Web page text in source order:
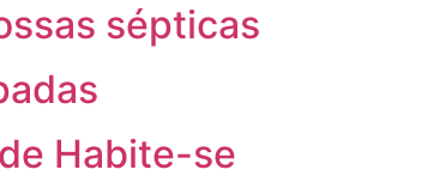
sépticas
Habite-se